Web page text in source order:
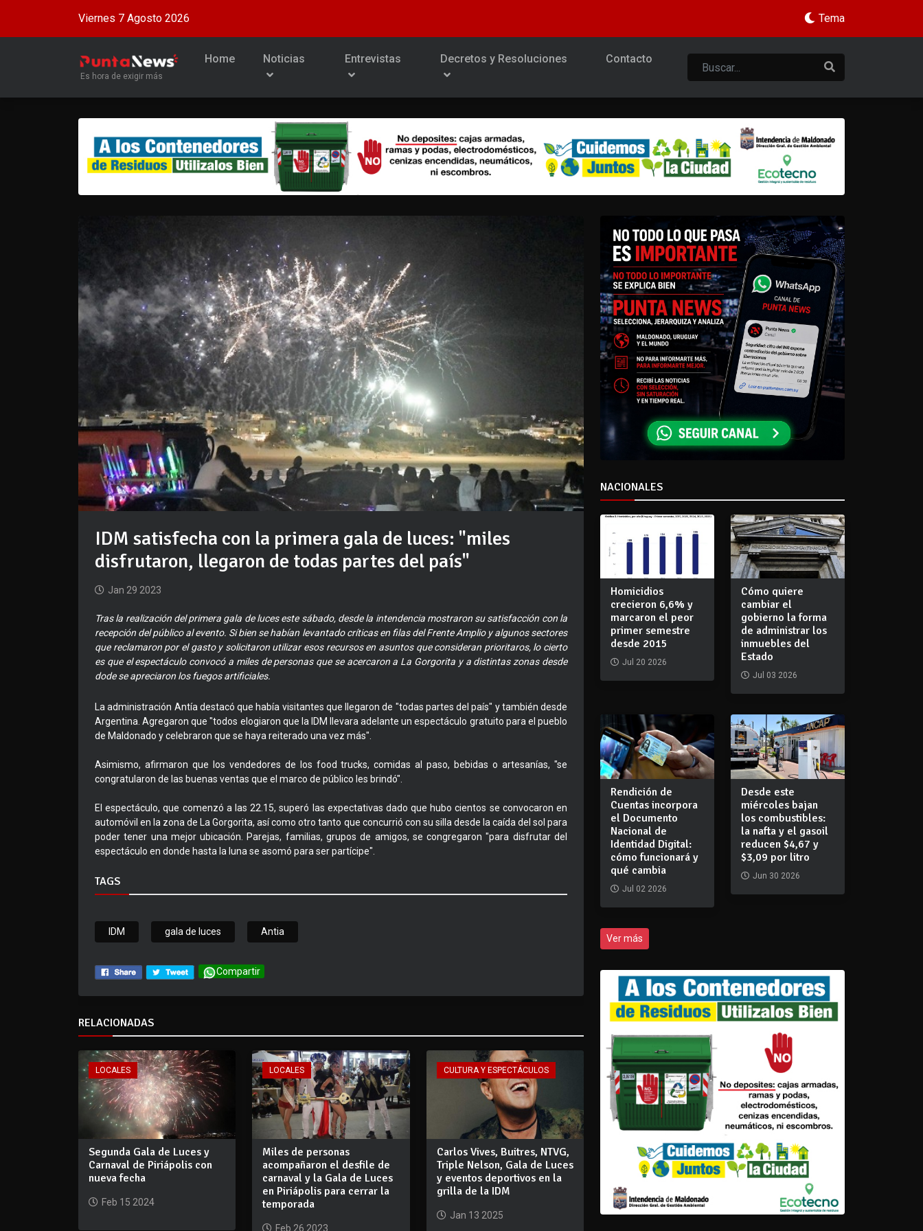
Viernes 7 Agosto 2026 Tema
Es hora de exigir más
Home Noticias Entrevistas Decretos y Resoluciones Contacto
IDM satisfecha con la primera gala de luces: "miles
disfrutaron, llegaron de todas partes del país"
Jan 29 2023
Tras la realización del primera gala de luces este sábado, desde la intendencia mostraron su satisfacción con la
recepción del público al evento. Si bien se habían levantado críticas en filas del Frente Amplio y algunos sectores
que reclamaron por el gasto y solicitaron utilizar esos recursos en asuntos que consideran prioritaros, lo cierto
es que el espectáculo convocó a miles de personas que se acercaron a La Gorgorita y a distintas zonas desde
dode se apreciaron los fuegos artificiales.
La administración Antía destacó que había visitantes que llegaron de "todas partes del país" y también desde
Argentina. Agregaron que "todos elogiaron que la IDM llevara adelante un espectáculo gratuito para el pueblo
de Maldonado y celebraron que se haya reiterado una vez más".
Asimismo, afirmaron que los vendedores de los food trucks, comidas al paso, bebidas o artesanías, "se
congratularon de las buenas ventas que el marco de público les brindó".
El espectáculo, que comenzó a las 22.15, superó las expectativas dado que hubo cientos se convocaron en
automóvil en la zona de La Gorgorita, así como otro tanto que concurrió con su silla desde la caída del sol para
poder tener una mejor ubicación. Parejas, familias, grupos de amigos, se congregaron "para disfrutar del
espectáculo en donde hasta la luna se asomó para ser partícipe".
TAGS
IDM gala de luces Antia
Compartir
RELACIONADAS
LOCALES
Segunda Gala de Luces y
Carnaval de Piriápolis con
nueva fecha
Feb 15 2024
LOCALES
Miles de personas
acompañaron el desfile de
carnaval y la Gala de Luces
en Piriápolis para cerrar la
temporada
Feb 26 2023
CULTURA Y ESPECTÁCULOS
Carlos Vives, Buitres, NTVG,
Triple Nelson, Gala de Luces
y eventos deportivos en la
grilla de la IDM
Jan 13 2025
NACIONALES
Homicidios
crecieron 6,6% y
marcaron el peor
primer semestre
desde 2015
Jul 20 2026
Cómo quiere
cambiar el
gobierno la forma
de administrar los
inmuebles del
Estado
Jul 03 2026
Rendición de
Cuentas incorpora
el Documento
Nacional de
Identidad Digital:
cómo funcionará y
qué cambia
Jul 02 2026
Desde este
miércoles bajan
los combustibles:
la nafta y el gasoil
reducen $4,67 y
$3,09 por litro
Jun 30 2026
Ver más